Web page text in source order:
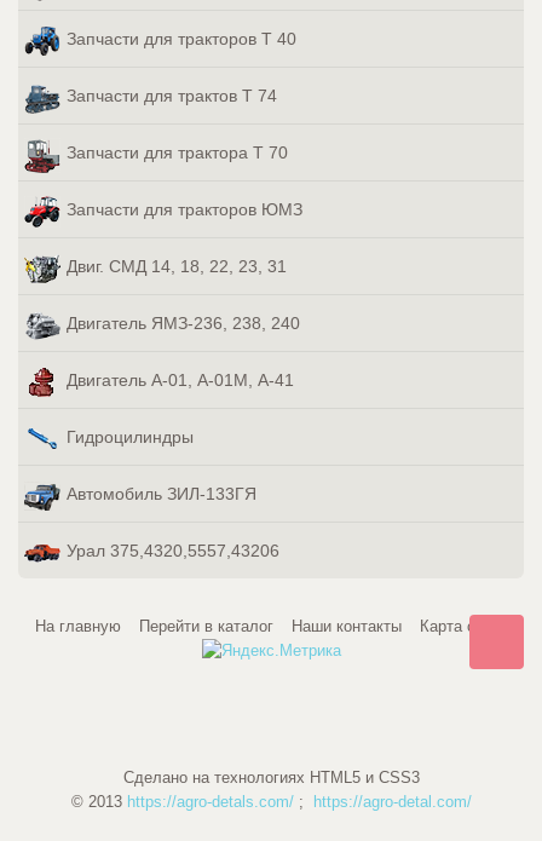
Запчасти для тракторов Т 40
Запчасти для трактов Т 74
Запчасти для трактора Т 70
Запчасти для тракторов ЮМЗ
Двиг. СМД 14, 18, 22, 23, 31
Двигатель ЯМЗ-236, 238, 240
Двигатель А-01, А-01М, А-41
Гидроцилиндры
Автомобиль ЗИЛ-133ГЯ
Урал 375,4320,5557,43206
На главную Перейти в каталог Наши контакты Карта сайта
Сделано на технологиях HTML5 и CSS3
© 2013 https://agro-detals.com/; https://agro-detal.com/